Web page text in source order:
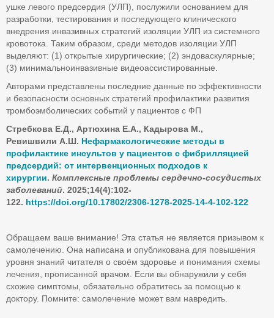
ушке левого предсердия (УЛП), послужили основанием для
разработки, тестирования и последующего клинического
внедрения инвазивных стратегий изоляции УЛП из системного
кровотока. Таким образом, среди методов изоляции УЛП
выделяют: (1) открытые хирургические; (2) эндоваскулярные;
(3) минимальноинвазивные видеоассистированные.
Авторами представлены последние данные по эффективности
и безопасности основных стратегий профилактики развития
тромбоэмболических событий у пациентов с ФП
Стребкова Е.Д., Артюхина Е.А., Кадырова М.,
Ревишвили А.Ш. Нефармакологические методы в
профилактике инсультов у пациентов с фибрилляцией
предсердий: от интервенционных подходов к
хирургии. Комплексные проблемы сердечно-сосудистых
заболеваний. 2025;14(4):102-
122. https://doi.org/10.17802/2306-1278-2025-14-4-102-122
Обращаем ваше внимание! Эта статья не является призывом к
самолечению. Она написана и опубликована для повышения
уровня знаний читателя о своём здоровье и понимания схемы
лечения, прописанной врачом. Если вы обнаружили у себя
схожие симптомы, обязательно обратитесь за помощью к
доктору. Помните: самолечение может вам навредить.